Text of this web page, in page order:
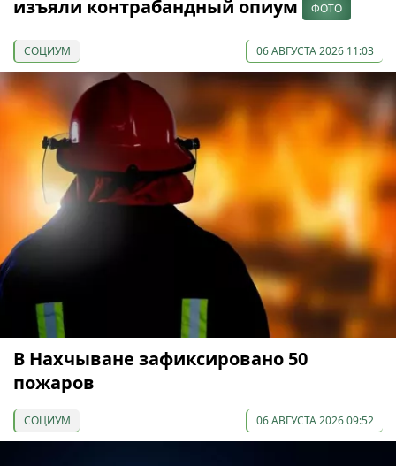
изъяли контрабандный опиум
ФОТО
СОЦИУМ 06 АВГУСТА 2026 11:03
В Нахчыване зафиксировано 50
пожаров
СОЦИУМ 06 АВГУСТА 2026 09:52